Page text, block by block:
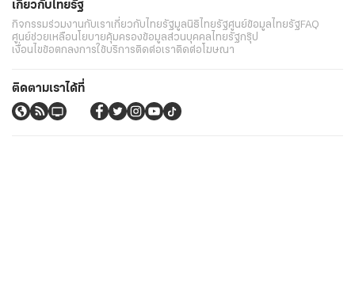
เกี่ยวกับไทยรัฐ
กิจกรรมร่วมงานกับเราเกี่ยวกับไทยรัฐมูลนิธิไทยรัฐศูนย์ข้อมูลไทยรัฐFAQ
ศูนย์ช่วยเหลือนโยบายคุ้มครองข้อมูลส่วนบุคคลไทยรัฐกรุ๊ป
เงื่อนไขข้อตกลงการใช้บริการติดต่อเราติดต่อโฆษณา
ติดตามเราได้ที่